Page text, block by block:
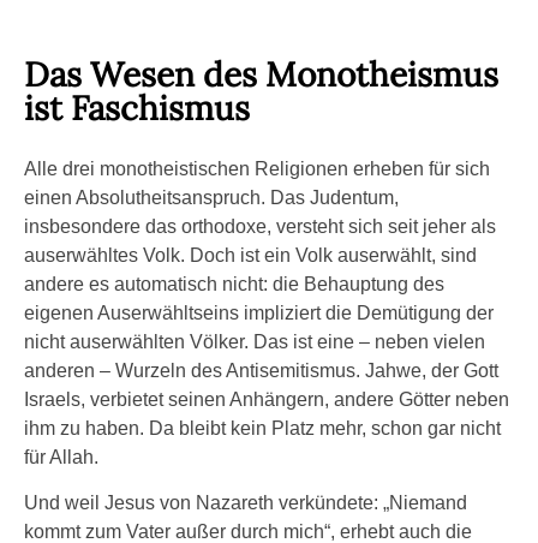
Das Wesen des Monotheismus
ist Faschismus
Alle drei monotheistischen Religionen erheben für sich
einen Absolutheitsanspruch. Das Judentum,
insbesondere das orthodoxe, versteht sich seit jeher als
auserwähltes Volk. Doch ist ein Volk auserwählt, sind
andere es automatisch nicht: die Behauptung des
eigenen Auserwähltseins impliziert die Demütigung der
nicht auserwählten Völker. Das ist eine – neben vielen
anderen – Wurzeln des Antisemitismus. Jahwe, der Gott
Israels, verbietet seinen Anhängern, andere Götter neben
ihm zu haben. Da bleibt kein Platz mehr, schon gar nicht
für Allah.
Und weil Jesus von Nazareth verkündete: „Niemand
kommt zum Vater außer durch mich“, erhebt auch die